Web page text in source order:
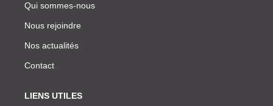
Qui sommes-nous
Nous rejoindre
Nos actualités
Contact
LIENS UTILES